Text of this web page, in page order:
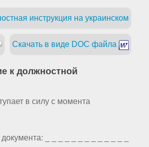
инструкция на украинском
Скачать в виде DOC файла
к должностной
в силу с момента
_ _ _ _ _ _ _ _ _ _ _ _ _